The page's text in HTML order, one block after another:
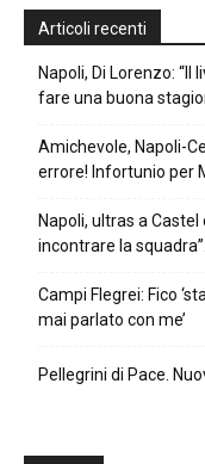
Articoli recenti
Napoli, Di Lorenzo:
fare una buona
Amichevole, Napoli-
errore! Infortunio per
Napoli, ultras a
incontrare la
Campi Flegrei: Fico
mai parlato con me’
Pellegrini di Pace.